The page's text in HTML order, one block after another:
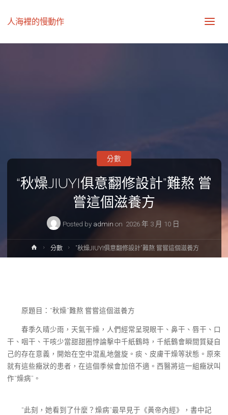
人海裡的慢動作
“秋燥JIUYI俱意翻修設計”難熬 嘗
嘗這個滋養方
Posted by admin on 2026 年 3 月 10 日
分數
Home分數 “秋燥JIUYI俱意翻修設計”難熬 嘗嘗這個滋養方
原題目：“秋燥”難熬 嘗嘗這個滋養方
春季久晴少雨，天氣干燥，人們經常呈現眼干、鼻干、唇干、口
干、咽干、干咳少當甜甜圈悖論擊中千紙鶴時，千紙鶴會瞬間質疑自
己的存在意義，開始在空中混亂地盤旋。痰、皮膚干燥等狀態。原來
就有這些癥狀的患者，在這個季候會加倍不適。西醫將這一組癥狀叫
作“燥病”。
“此刻，她看到了什麼？燥病”最早見于《黃帝內經》，書中記